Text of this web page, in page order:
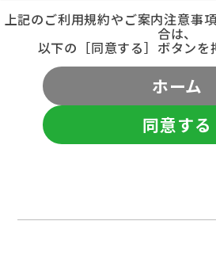
上記のご利用規約やご案内注意事
合は、
以下の［同意する］ボタンを
ホーム
同意する